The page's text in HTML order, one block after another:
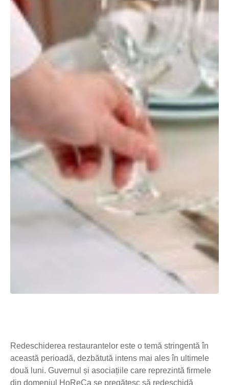
Redeschiderea restaurantelor este o temă stringentă în
această perioadă, dezbătută intens mai ales în ultimele
două luni. Guvernul și asociațiile care reprezintă firmele
din domeniul HoReCa se pregătesc să redeschidă